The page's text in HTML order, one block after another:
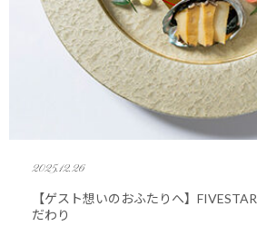
2025.12.26
【ゲスト想いのおふたりへ】
だわり